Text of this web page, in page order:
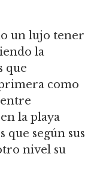
un lujo tener
la
que
como
entre
la playa
que según sus
nivel su